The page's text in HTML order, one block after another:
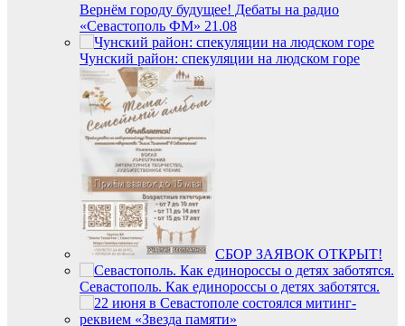
Вернём городу будущее! Дебаты на радио
«Севастополь ФМ» 21.08
Чунский район: спекуляции на людском горе
СБОР ЗАЯВОК ОТКРЫТ!
Севастополь. Как единороссы о детях заботятся.